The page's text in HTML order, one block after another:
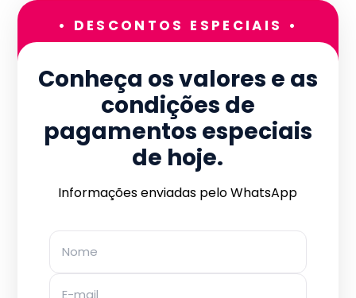
• DESCONTOS ESPECIAIS •
Conheça os valores e as
condições de
pagamentos especiais
de hoje.
Informações enviadas pelo WhatsApp